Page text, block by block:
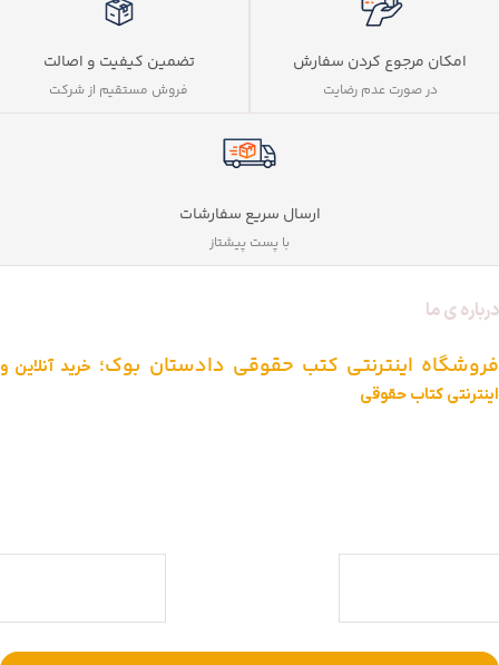
امکان مرجوع کردن سفارش
در صورت عدم رضایت
تضمین کیفیت و اصالت
فروش مستقیم از شرکت
ارسال سریع سفارشات
با پست پیشتاز
درباره ی ما
فروشگاه اینترنتی کتب حقوقی دادستان بوک؛ خرید آنلاین و
اینترنتی کتاب حقوقی